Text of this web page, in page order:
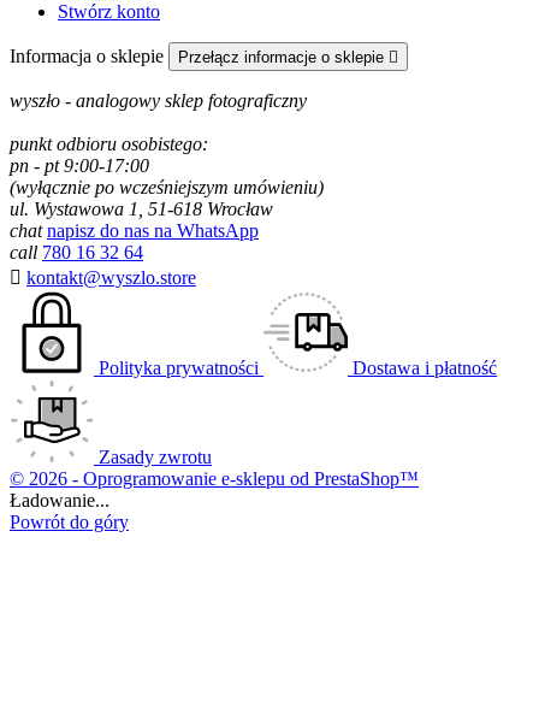
Stwórz konto
Informacja o sklepie Przełącz informacje o sklepie 
wyszło - analogowy sklep fotograficzny
punkt odbioru osobistego:
pn - pt 9:00-17:00
(wyłącznie po wcześniejszym umówieniu)
ul. Wystawowa 1, 51-618 Wrocław
chat napisz do nas na WhatsApp
call 780 16 32 64
 kontakt@wyszlo.store
Polityka prywatności Dostawa i płatność
Zasady zwrotu
© 2026 - Oprogramowanie e-sklepu od PrestaShop™
Ładowanie...
Powrót do góry